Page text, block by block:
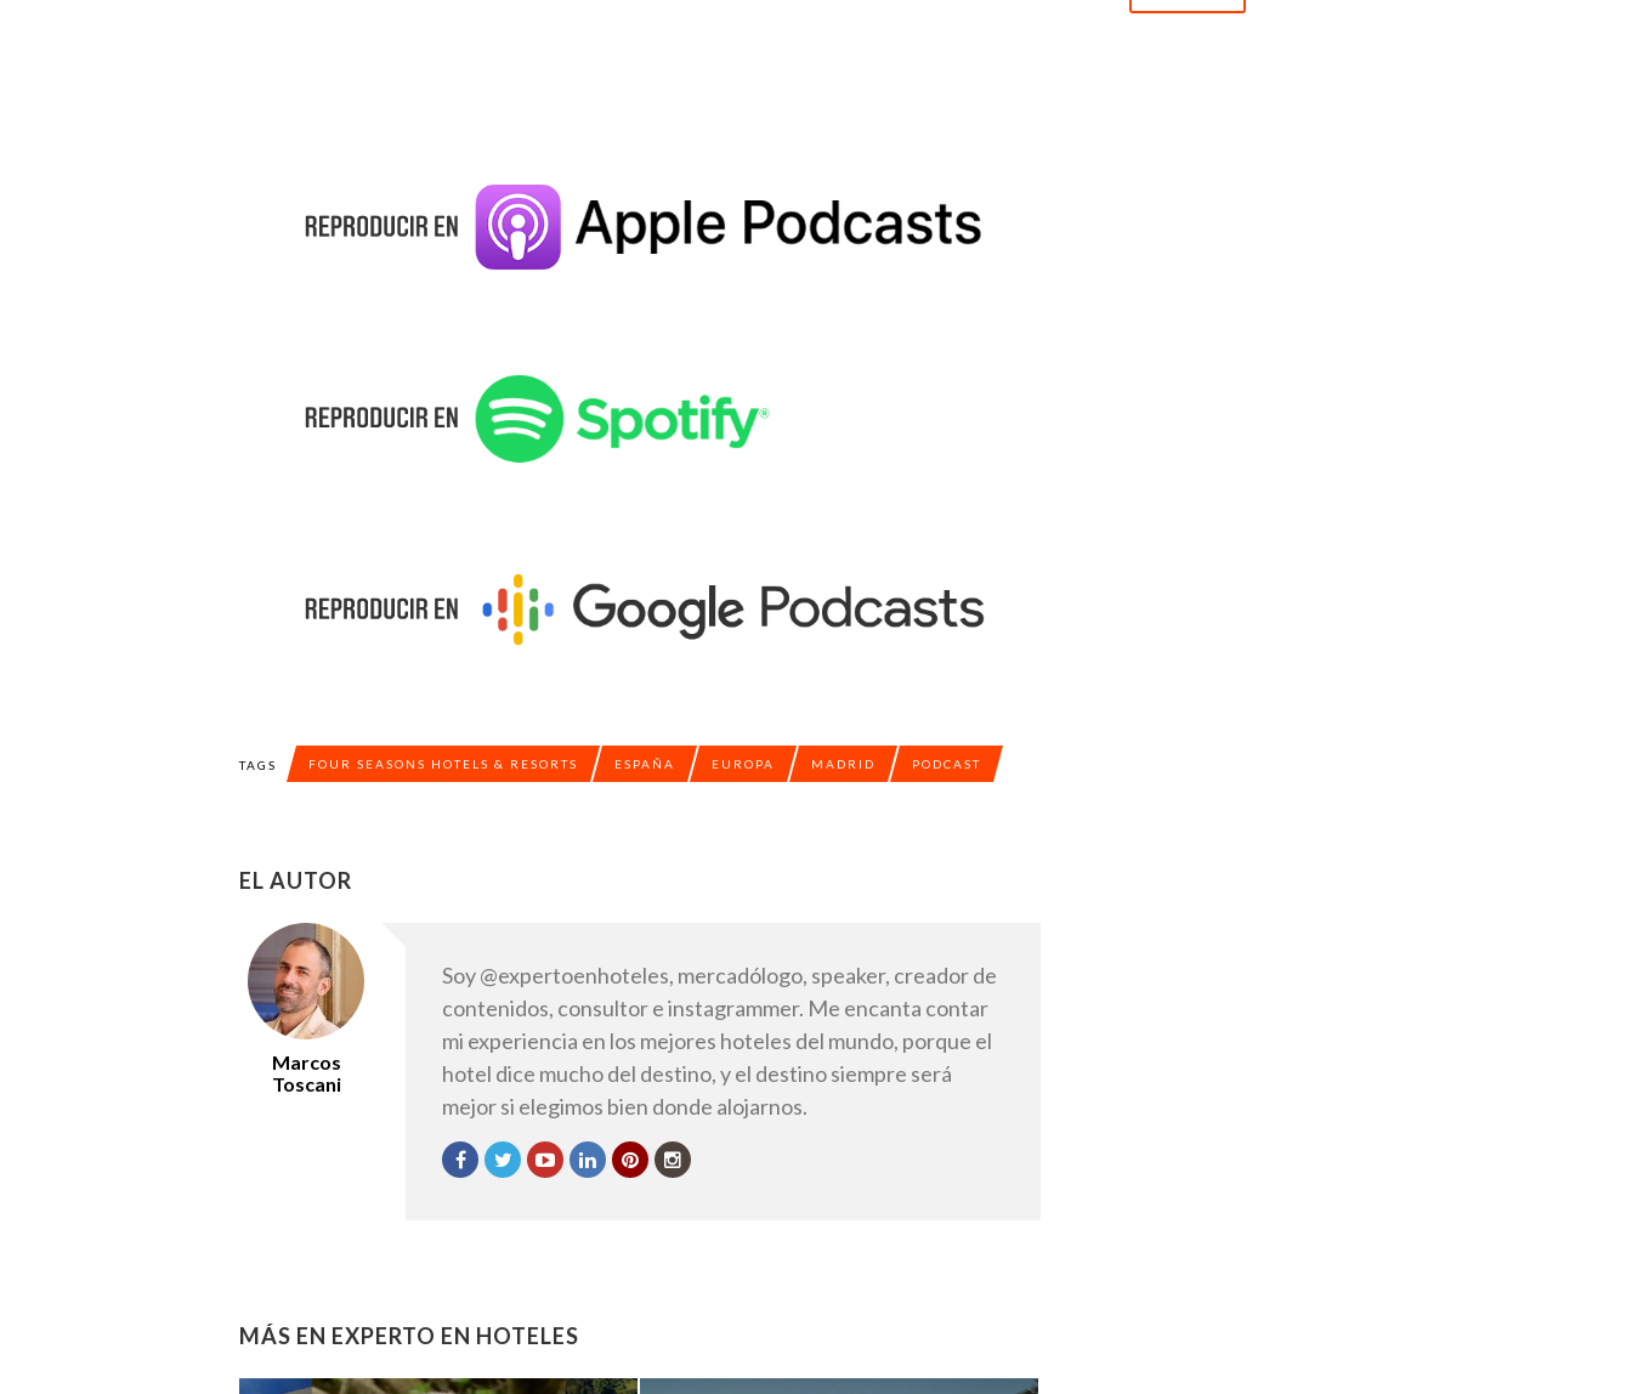
TAGS FOUR SEASONS HOTELS & RESORTS ESPAÑA EUROPA MADRID PODCAST
EL AUTOR
Marcos
Toscani
Soy @expertoenhoteles, mercadólogo, speaker, creador de
contenidos, consultor e instagrammer. Me encanta contar
mi experiencia en los mejores hoteles del mundo, porque el
hotel dice mucho del destino, y el destino siempre será
mejor si elegimos bien donde alojarnos.
MÁS EN EXPERTO EN HOTELES